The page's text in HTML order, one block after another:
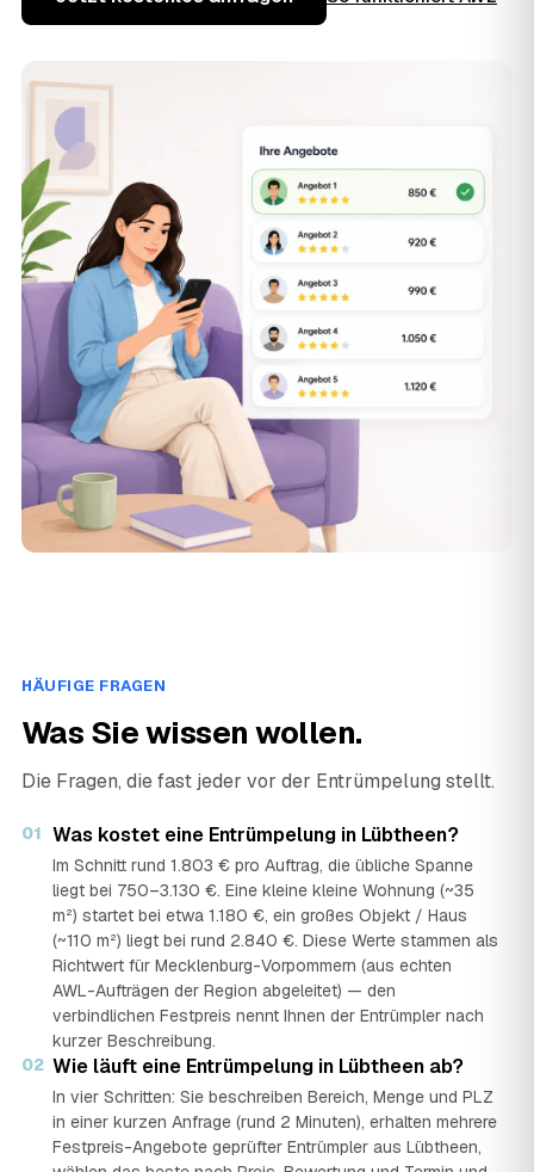
HÄUFIGE FRAGEN
Was Sie wissen wollen.
Die Fragen, die fast jeder vor der Entrümpelung stellt.
01 Was kostet eine Entrümpelung in Lübtheen?
Im Schnitt rund 1.803 € pro Auftrag, die übliche Spanne
liegt bei 750–3.130 €. Eine kleine kleine Wohnung (~35
m²) startet bei etwa 1.180 €, ein großes Objekt / Haus
(~110 m²) liegt bei rund 2.840 €. Diese Werte stammen als
Richtwert für Mecklenburg-Vorpommern (aus echten
AWL-Aufträgen der Region abgeleitet) — den
verbindlichen Festpreis nennt Ihnen der Entrümpler nach
kurzer Beschreibung.
02 Wie läuft eine Entrümpelung in Lübtheen ab?
In vier Schritten: Sie beschreiben Bereich, Menge und PLZ
in einer kurzen Anfrage (rund 2 Minuten), erhalten mehrere
Festpreis-Angebote geprüfter Entrümpler aus Lübtheen,